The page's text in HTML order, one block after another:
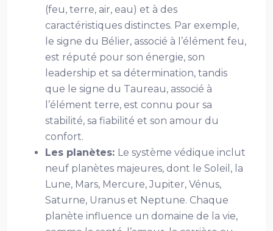
(feu, terre, air, eau) et à des
caractéristiques distinctes. Par exemple,
le signe du Bélier, associé à l’élément feu,
est réputé pour son énergie, son
leadership et sa détermination, tandis
que le signe du Taureau, associé à
l’élément terre, est connu pour sa
stabilité, sa fiabilité et son amour du
confort.
Les planètes: Le système védique inclut
neuf planètes majeures, dont le Soleil, la
Lune, Mars, Mercure, Jupiter, Vénus,
Saturne, Uranus et Neptune. Chaque
planète influence un domaine de la vie,